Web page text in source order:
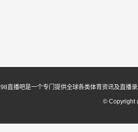
98直播吧是一个专门提供全球各类体育资讯及直播
© Copyright